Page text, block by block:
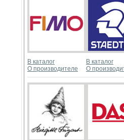
В каталог
О производителе
В каталог
О